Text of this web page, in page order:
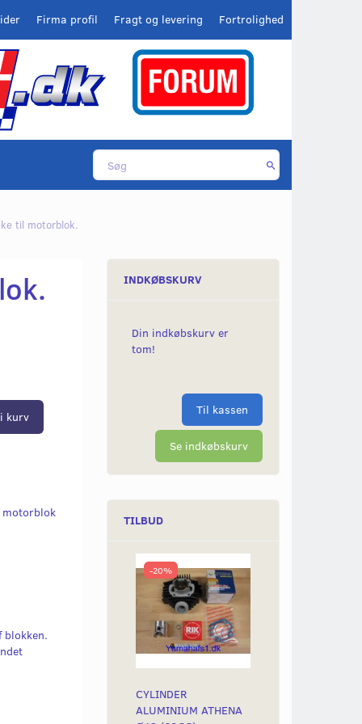
Fortrolighed
Fragt og levering
Firma profil
til motorblok.
kurv
motorblok
INDKØBSKURV
Din indkøbskurv er
tom!
Til kassen
Se indkøbskurv
TILBUD
-20%
CYLINDER
ALUMINIUM ATHENA